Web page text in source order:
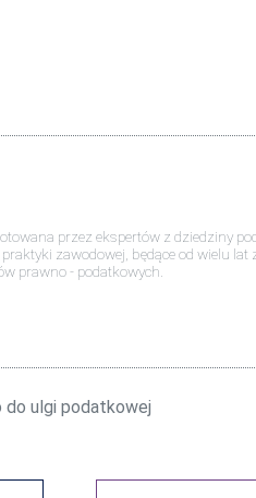
przez ekspertów z dziedziny
zawodowej, będące od wielu
prawno - podatkowych.
do ulgi podatkowej